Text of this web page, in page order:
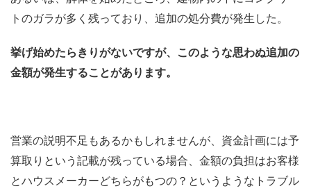
トのガラが多く残っており、追加の処分費が発生した。
挙げ始めたらきりがないですが、このような思わぬ追加の
金額が発生することがあります。
営業の説明不足もあるかもしれませんが、資金計画には予
算取りという記載が残っている場合、金額の負担はお客様
とハウスメーカーどちらがもつの？というようなトラブル